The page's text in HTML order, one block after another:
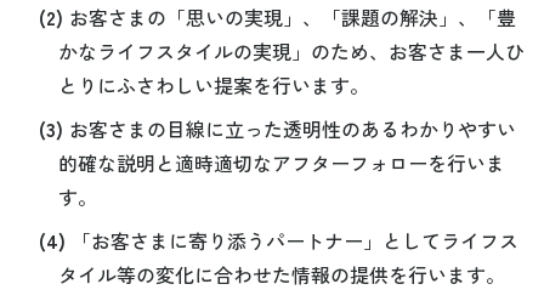
(2) お客さまの「思いの実現」、「課題の解決」、「豊
かなライフスタイルの実現」のため、お客さま一人ひ
とりにふさわしい提案を行います。
(3) お客さまの目線に立った透明性のあるわかりやすい
的確な説明と適時適切なアフターフォローを行いま
す。
(4)
「お客さまに寄り添うパートナー」としてライフス
タイル等の変化に合わせた情報の提供を行います。